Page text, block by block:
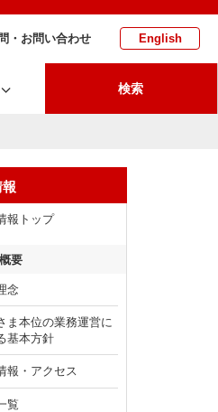
・お問い合わせ English
検索
報トップ
要
念
ま本位の業務運営に
基本方針
報・アクセス
覧